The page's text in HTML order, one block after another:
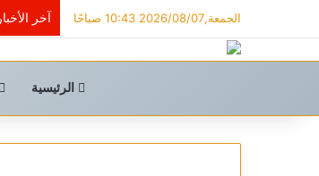
الجمعة,2026/08/07 10:43 صباحًا آخر الأخبار
الرئيسية